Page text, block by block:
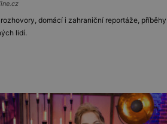
domácí i zahraniční reportáže, příběhy
lidí.